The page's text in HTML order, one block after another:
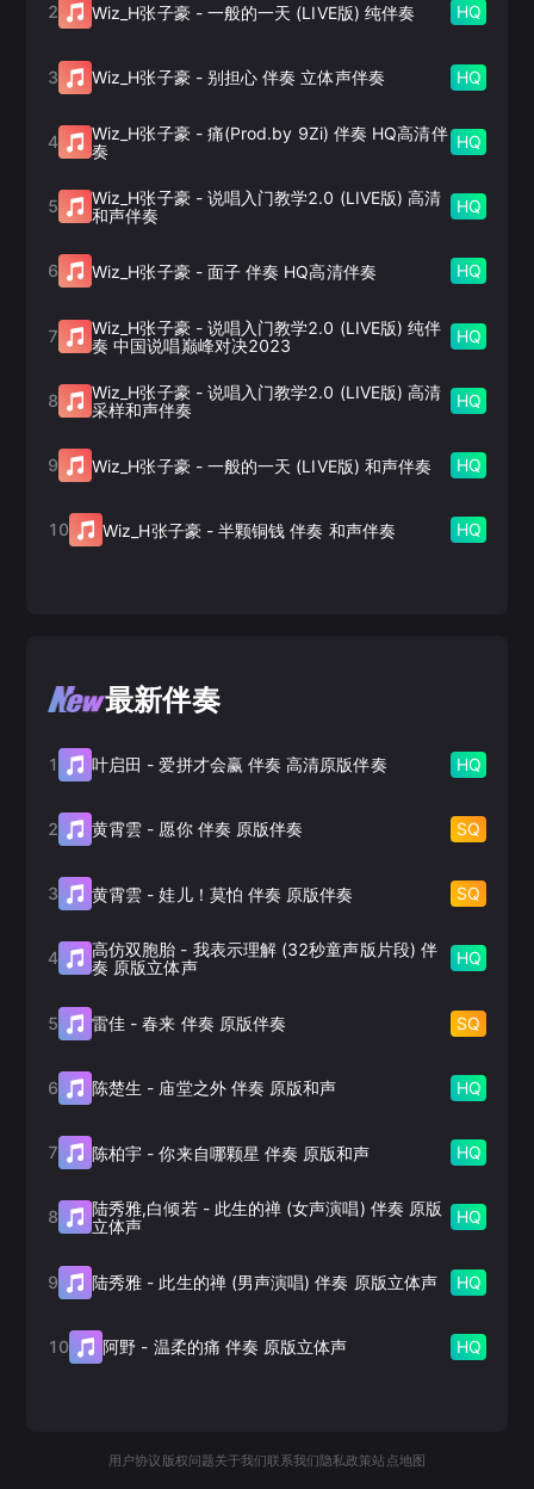
2 Wiz_H张子豪- 一般的一天 (LIVE版) 纯伴奏 HQ
3 Wiz_H张子豪- 别担心 伴奏 立体声伴奏 HQ
4 Wiz_H张子豪- 痛(Prod.by 9Zi) 伴奏 HQ高清伴
奏
HQ
5 Wiz_H张子豪- 说唱入门教学2.0 (LIVE版) 高清
和声伴奏
HQ
6 Wiz_H张子豪- 面子 伴奏 HQ高清伴奏 HQ
7 Wiz_H张子豪- 说唱入门教学2.0 (LIVE版) 纯伴
奏 中国说唱巅峰对决2023
HQ
8 Wiz_H张子豪- 说唱入门教学2.0 (LIVE版) 高清
采样和声伴奏
HQ
9 Wiz_H张子豪- 一般的一天 (LIVE版) 和声伴奏 HQ
10 Wiz_H张子豪- 半颗铜钱 伴奏 和声伴奏 HQ
最新伴奏
1 叶启田 -爱拼才会赢 伴奏 高清原版伴奏 HQ
2 黄霄雲 - 愿你 伴奏 原版伴奏 SQ
3 黄霄雲 -娃儿！莫怕 伴奏 原版伴奏 SQ
4 高仿双胞胎 - 我表示理解 (32秒童声版片段) 伴
奏 原版立体声
HQ
5 雷佳 -春来 伴奏 原版伴奏 SQ
6 陈楚生 - 庙堂之外 伴奏 原版和声 HQ
7 陈柏宇 -你来自哪颗星 伴奏 原版和声 HQ
8 陆秀雅,白倾若- 此生的禅 (女声演唱) 伴奏 原版
立体声
HQ
9 陆秀雅 - 此生的禅 (男声演唱) 伴奏 原版立体声 HQ
10 阿野 - 温柔的痛 伴奏 原版立体声 HQ
用户协议 版权问题关于我们联系我们 隐私政策站点地图